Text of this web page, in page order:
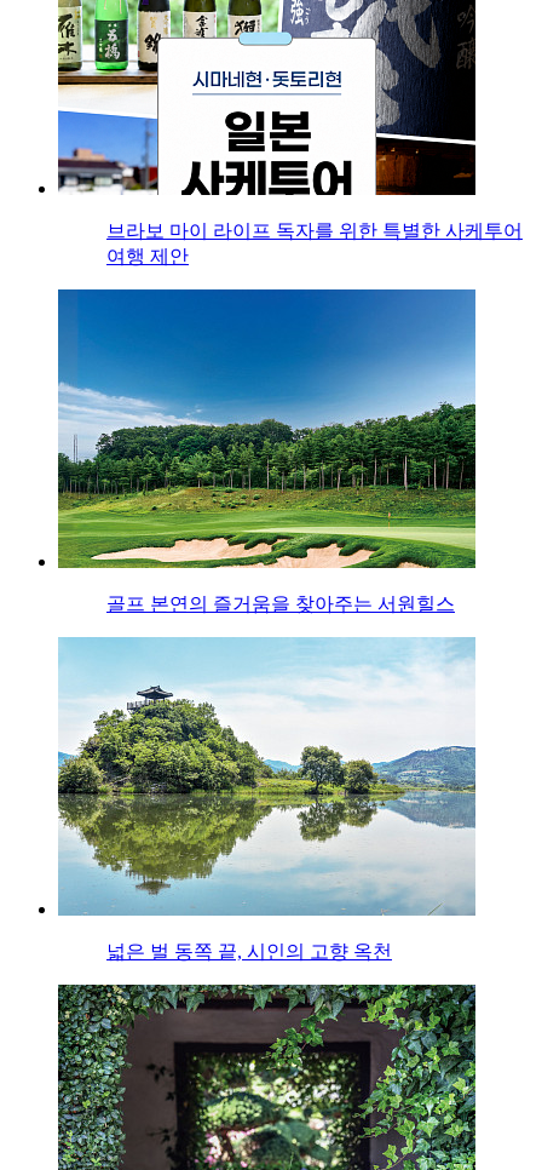
브라보 마이 라이프 독자를 위한 특별한 사케투어
여행 제안
골프 본연의 즐거움을 찾아주는 서원힐스
넓은 벌 동쪽 끝, 시인의 고향 옥천